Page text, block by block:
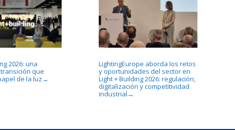
2026: una
que
de la luz→
LightingEurope aborda los retos
y oportunidades del sector en
Light + Building 2026: regulación,
digitalización y competitividad
industrial →